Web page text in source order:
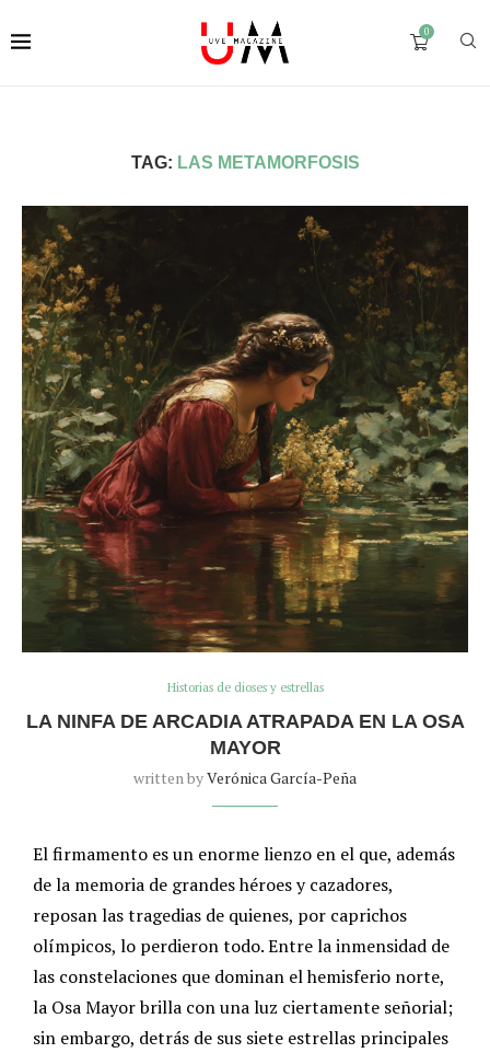
0
TAG: LAS METAMORFOSIS
Historias de dioses y estrellas
LA NINFA DE ARCADIA ATRAPADA EN LA OSA
MAYOR
written byVerónica García-Peña
El firmamento es un enorme lienzo en el que, además
de la memoria de grandes héroes y cazadores,
reposan las tragedias de quienes, por caprichos
olímpicos, lo perdieron todo. Entre la inmensidad de
las constelaciones que dominan el hemisferio norte,
la Osa Mayor brilla con una luz ciertamente señorial;
sin embargo, detrás de sus siete estrellas principales